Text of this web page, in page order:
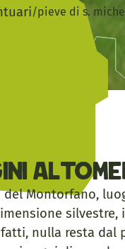
/pieve di s.
Montorfano,
nulla resta